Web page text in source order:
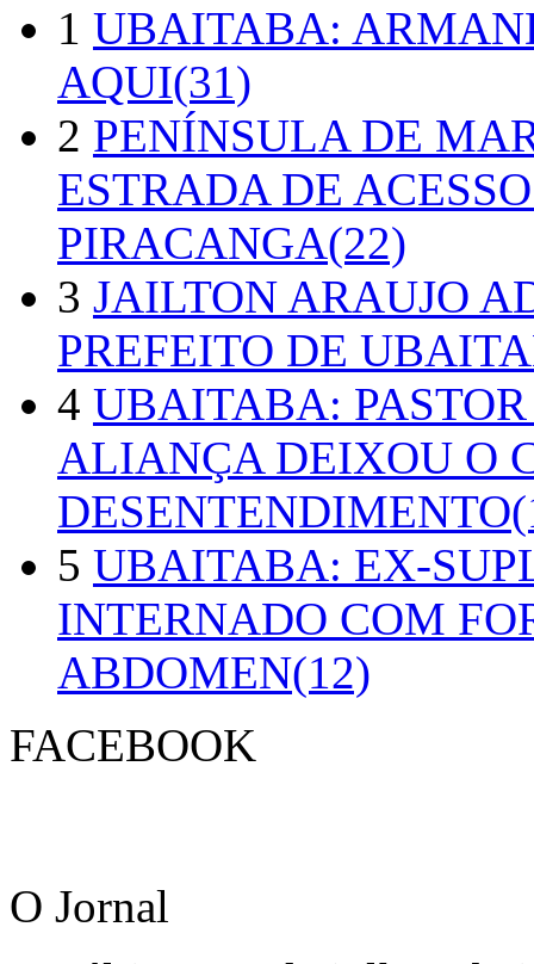
1 UBAITABA:
AQUI(31)
2 PENÍNSULA DE
ESTRADA DE
PIRACANGA(22)
3 JAILTON ARAUJO
PREFEITO DE
4 UBAITABA:
ALIANÇA DEIXOU O
5 UBAITABA: EX-
INTERNADO COM
ABDOMEN(12)
FACEBOOK
O Jornal